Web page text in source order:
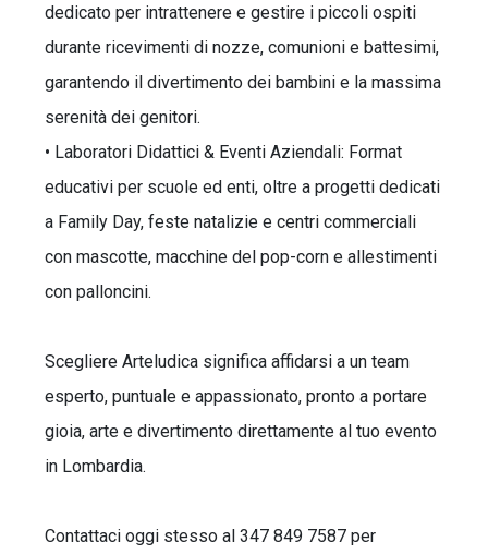
dedicato per intrattenere e gestire i piccoli ospiti
durante ricevimenti di nozze, comunioni e battesimi,
garantendo il divertimento dei bambini e la massima
serenità dei genitori.
• Laboratori Didattici & Eventi Aziendali: Format
educativi per scuole ed enti, oltre a progetti dedicati
a Family Day, feste natalizie e centri commerciali
con mascotte, macchine del pop-corn e allestimenti
con palloncini.
Scegliere Arteludica significa affidarsi a un team
esperto, puntuale e appassionato, pronto a portare
gioia, arte e divertimento direttamente al tuo evento
in Lombardia.
Contattaci oggi stesso al 347 849 7587 per